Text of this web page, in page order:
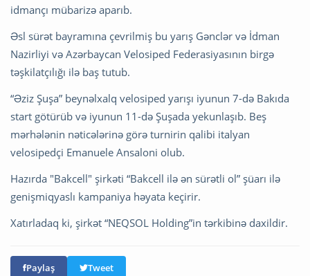
idmançı mübarizə aparıb.
Əsl sürət bayramına çevrilmiş bu yarış Gənclər və İdman
Nazirliyi və Azərbaycan Velosiped Federasiyasının birgə
təşkilatçılığı ilə baş tutub.
“Əziz Şuşa” beynəlxalq velosiped yarışı iyunun 7-də Bakıda
start götürüb və iyunun 11-də Şuşada yekunlaşıb. Beş
mərhələnin nəticələrinə görə turnirin qalibi italyan
velosipedçi Emanuele Ansaloni olub.
Hazırda "Bakcell" şirkəti “Bakcell ilə ən sürətli ol” şüarı ilə
genişmiqyaslı kampaniya həyata keçirir.
Xatırladaq ki, şirkət “NEQSOL Holding”in tərkibinə daxildir.
Paylaş Tweet